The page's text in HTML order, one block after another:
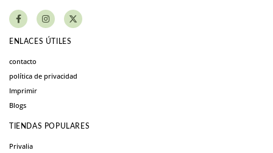
ENLACES ÚTILES
contacto
política de privacidad
Imprimir
Blogs
TIENDAS POPULARES
Privalia